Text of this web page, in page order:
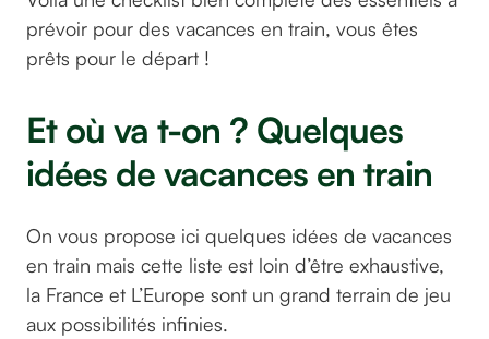
prévoir pour des vacances en train, vous êtes
prêts pour le départ !
Et où va t-on ? Quelques
idées de vacances en train
On vous propose ici quelques idées de vacances
en train mais cette liste est loin d’être exhaustive,
la France et L’Europe sont un grand terrain de jeu
aux possibilités infinies.